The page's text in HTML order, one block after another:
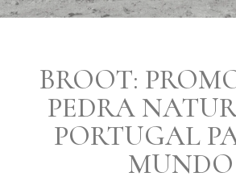
BROOT:
PEDRA
PORTUGAL
MUNDO